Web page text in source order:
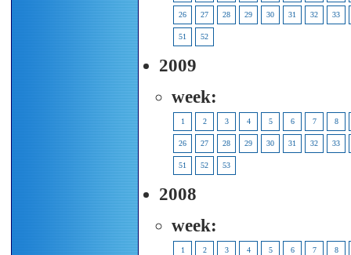
26 27 28 29 30 31 32 33
51 52
2009
week:
1 2 3 4 5 6 7 8
26 27 28 29 30 31 32 33
51 52 53
2008
week:
1 2 3 4 5 6 7 8